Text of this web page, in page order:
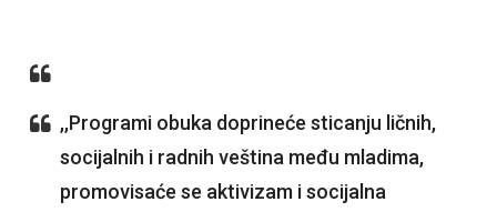
,,Programi obuka doprineće sticanju ličnih,
socijalnih i radnih veština među mladima,
promovisaće se aktivizam i socijalna